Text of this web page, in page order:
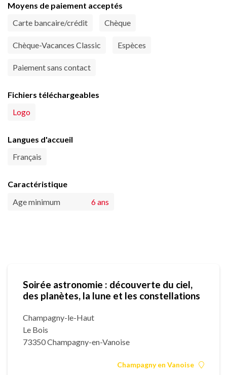
Moyens de paiement acceptés
Carte bancaire/crédit
Chèque
Chèque-Vacances Classic Espèces
Paiement sans contact
Fichiers téléchargeables
Logo
Langues d'accueil
Français
Caractéristique
Age minimum
6 ans
Soirée astronomie : découverte du ciel,
des planètes, la lune et les constellations
Champagny-le-Haut
Le Bois
73350 Champagny-en-Vanoise
Champagny en Vanoise